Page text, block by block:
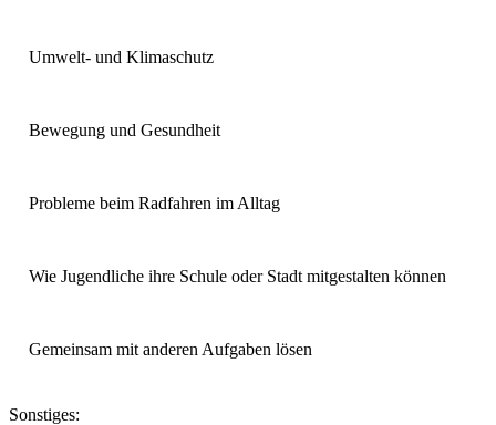
Umwelt- und Klimaschutz
Bewegung und Gesundheit
Probleme beim Radfahren im Alltag
Wie Jugendliche ihre Schule oder Stadt mitgestalten können
Gemeinsam mit anderen Aufgaben lösen
Sonstiges: